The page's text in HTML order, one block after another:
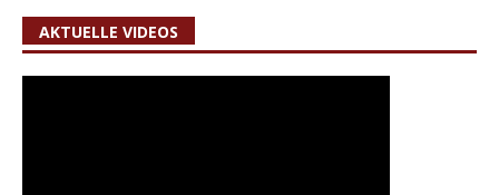
AKTUELLE VIDEOS